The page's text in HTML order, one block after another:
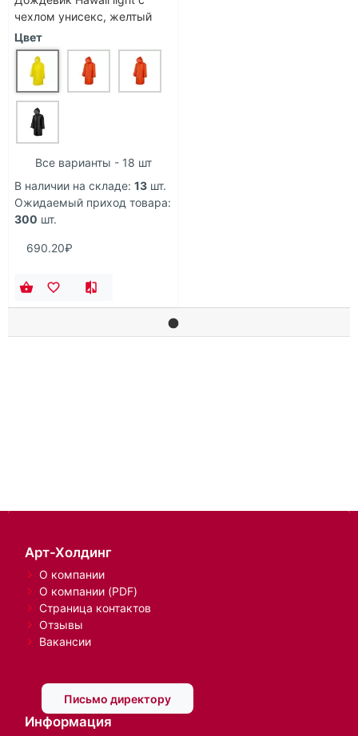
чехлом унисекс, желтый
Цвет
Все варианты - 18 шт
В наличии на складе: 13 шт.
Ожидаемый приход товара:
300 шт.
690.20₽
Арт-Холдинг
О компании
О компании (PDF)
Страница контактов
Отзывы
Вакансии
Письмо директору
Информация